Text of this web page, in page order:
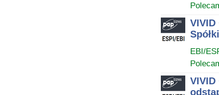
VIVID
EBI/